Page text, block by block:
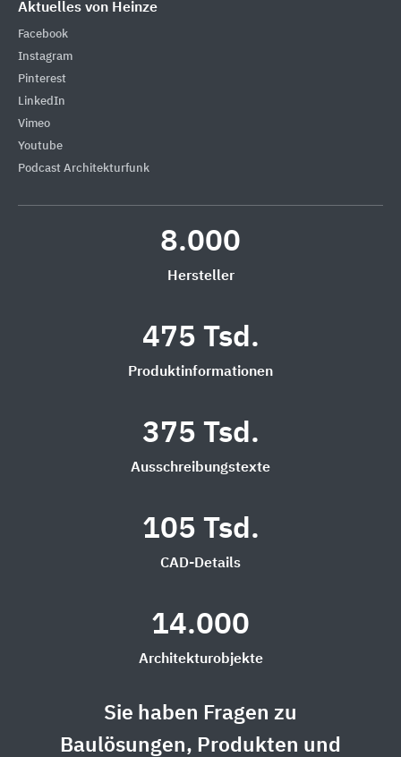
Aktuelles von Heinze
Facebook
Instagram
Pinterest
LinkedIn
Vimeo
Youtube
Podcast Architekturfunk
8.000
Hersteller
475 Tsd.
Produktinformationen
375 Tsd.
Ausschreibungstexte
105 Tsd.
CAD-Details
14.000
Architekturobjekte
Sie haben Fragen zu
Baulösungen, Produkten und